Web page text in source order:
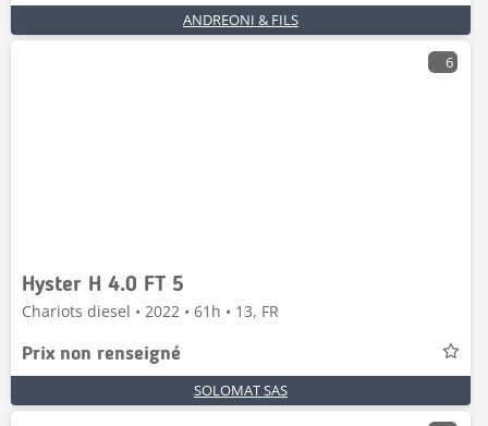
ANDREONI & FILS
6
Hyster H 4.0 FT 5
Chariots diesel • 2022 • 61h • 13, FR
Prix non renseigné
SOLOMAT SAS